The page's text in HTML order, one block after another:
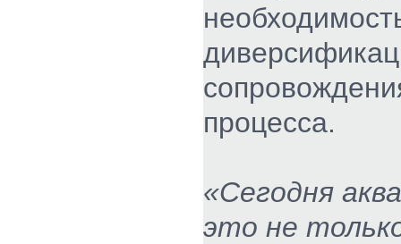
процесса.
«Сегодня
это не